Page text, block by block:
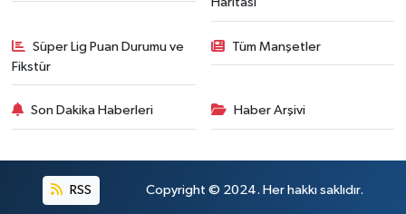
Süper Lig Puan Durumu ve
Fikstür
Tüm Manşetler
Son Dakika Haberleri Haber Arşivi
RSS Copyright © 2024. Her hakkı saklıdır.